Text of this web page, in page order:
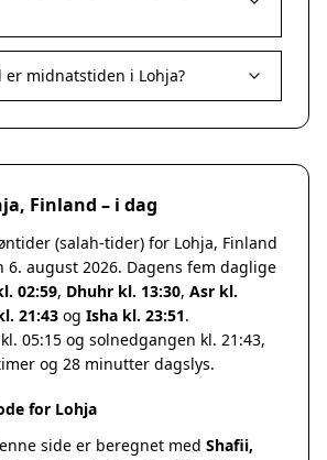
er midnatstiden i Lohja?
Finland – i dag
(salah-tider) for Lohja, Finland
6. august 2026. Dagens fem daglige
02:59, Dhuhr kl. 13:30, Asr kl.
21:43 og Isha kl. 23:51.
05:15 og solnedgangen kl. 21:43,
og 28 minutter dagslys.
for Lohja
side er beregnet med Shafii,